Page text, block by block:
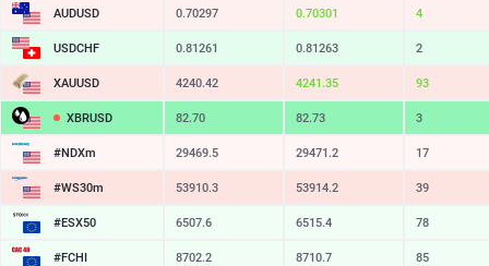
AUDUSD 0.70297 0.70301 4
USDCHF 0.81261 0.81263 2
XAUUSD 4240.42 4241.35 93
XBRUSD 82.70 82.73 3
#NDXm 29469.5 29471.2 17
#WS30m 53910.3 53914.2 39
#ESX50 6507.6 6515.4 78
#FCHI 8702.2 8710.7 85